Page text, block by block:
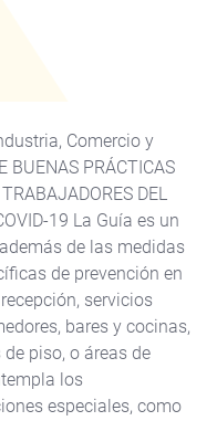
Comercio y
PRÁCTICAS
DEL
19 La Guía es un
de las medidas
de prevención en
servicios
bares y cocinas,
piso, o áreas de
los
especiales, como